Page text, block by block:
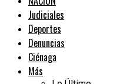
Judiciales
Deportes
Denuncias
Ciénaga
Más